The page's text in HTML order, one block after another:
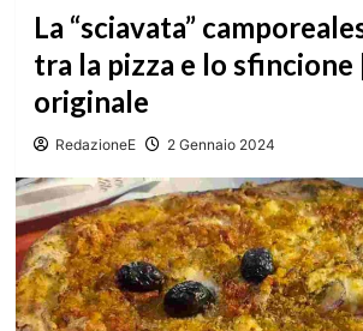
La “sciavata”
tra la pizza e lo
originale
RedazioneE 2 Gennaio 2024